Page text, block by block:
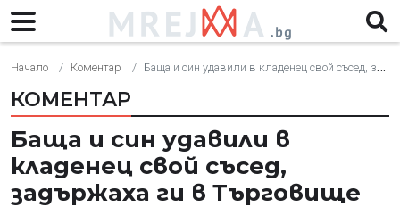
Начало Коментар Баща и син удавили в кладенец свой съсед, задържаха ги в Търговище
КОМЕНТАР
Баща и син удавили в
кладенец свой съсед,
задържаха ги в Търговище